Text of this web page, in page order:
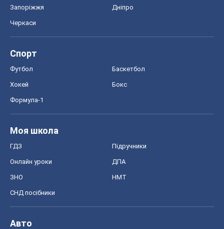
Запоріжжя Дніпро
Черкаси
Спорт
Футбол Баскетбол
Хокей Бокс
Формула-1
Моя школа
ГДЗ Підручники
Онлайн уроки ДПА
ЗНО НМТ
СНД посібники
Авто